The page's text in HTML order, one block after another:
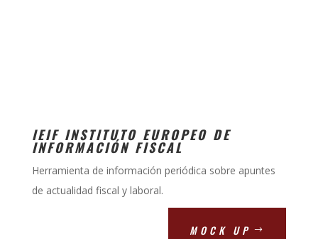
IEIF INSTITUTO EUROPEO DE
INFORMACIÓN FISCAL
Herramienta de información periódica sobre apuntes
de actualidad fiscal y laboral.
MOCK UP